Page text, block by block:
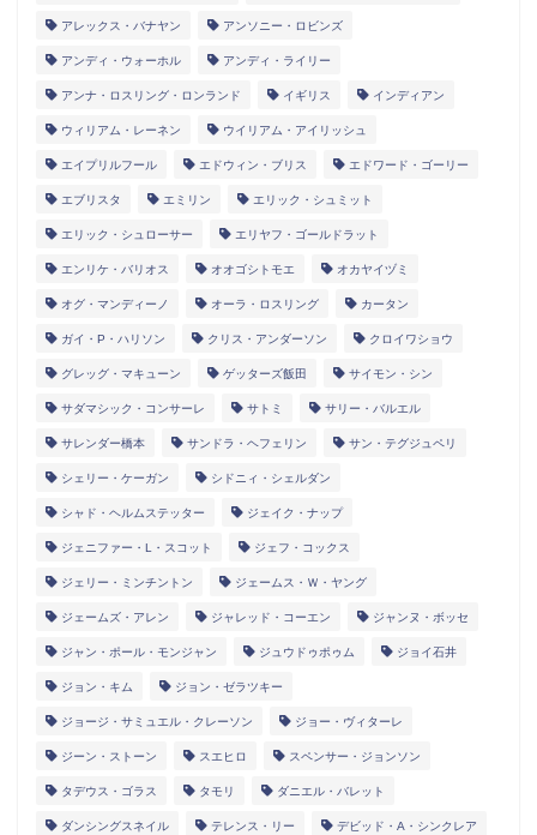
アレックス・バナヤン アンソニー・ロビンズ
アンディ・ウォーホル アンディ・ライリー
アンナ・ロスリング・ロンランド イギリス インディアン
ウィリアム・レーネン ウイリアム・アイリッシュ
エイプリルフール エドウィン・ブリス エドワード・ゴーリー
エブリスタ エミリン エリック・シュミット
エリック・シュローサー エリヤフ・ゴールドラット
エンリケ・バリオス オオゴシトモエ オカヤイヅミ
オグ・マンディーノ オーラ・ロスリング カータン
ガイ・P・ハリソン クリス・アンダーソン クロイワショウ
グレッグ・マキューン ゲッターズ飯田 サイモン・シン
サダマシック・コンサーレ サトミ サリー・バルエル
サレンダー橋本 サンドラ・ヘフェリン サン・テグジュペリ
シェリー・ケーガン シドニィ・シェルダン
シャド・ヘルムステッター ジェイク・ナップ
ジェニファー・L・スコット ジェフ・コックス
ジェリー・ミンチントン ジェームス・Ｗ・ヤング
ジェームズ・アレン ジャレッド・コーエン ジャンヌ・ボッセ
ジャン・ポール・モンジャン ジュウドゥポゥム ジョイ石井
ジョン・キム ジョン・ゼラツキー
ジョージ・サミュエル・クレーソン ジョー・ヴィターレ
ジーン・ストーン スエヒロ スペンサー・ジョンソン
タデウス・ゴラス タモリ ダニエル・バレット
ダンシングスネイル テレンス・リー デビッド・A・シンクレア